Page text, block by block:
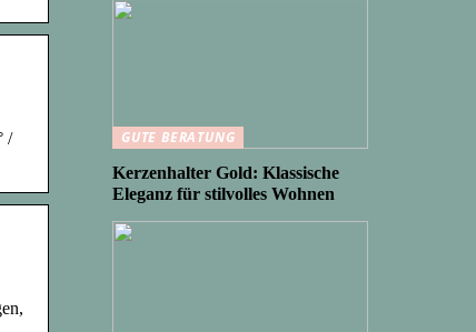
/
GUTE BERATUNG
Kerzenhalter Gold: Klassische
Eleganz für stilvolles Wohnen